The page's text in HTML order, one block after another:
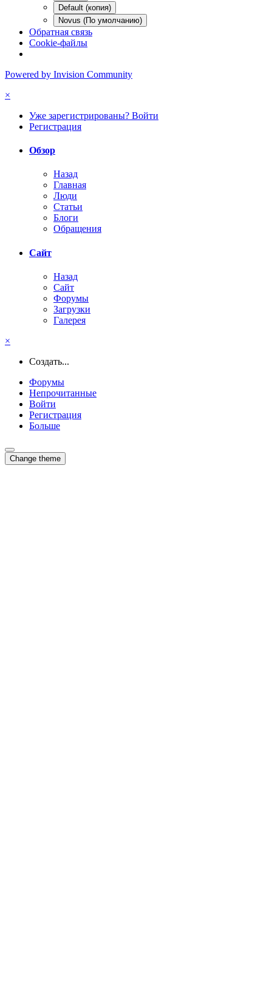
Default (копия)
Novus (По умолчанию)
Обратная связь
Cookie-файлы
Powered by Invision Community
×
Уже зарегистрированы? Войти
Регистрация
Обзор
Назад
Главная
Люди
Статьи
Блоги
Обращения
Сайт
Назад
Сайт
Форумы
Загрузки
Галерея
×
Создать...
Форумы
Непрочитанные
Войти
Регистрация
Больше
Change theme